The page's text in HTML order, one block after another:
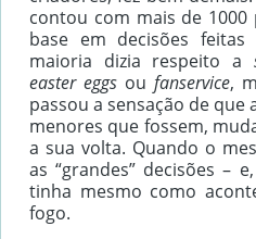
contou com mais de
base em decisões
maioria dizia respeito a
easter eggsou fanservice,
passou a sensação de que
menores que fossem,
a sua volta. Quando o
as “grandes” decisões –
tinha mesmo como
fogo.